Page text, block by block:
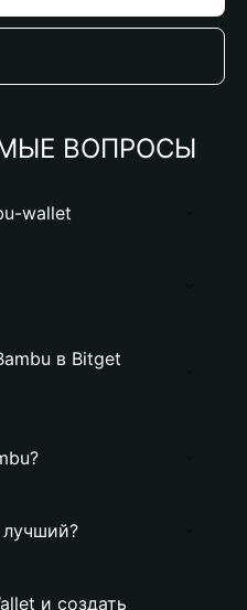
ВОПРОСЫ
wallet
в Bitget
и создать